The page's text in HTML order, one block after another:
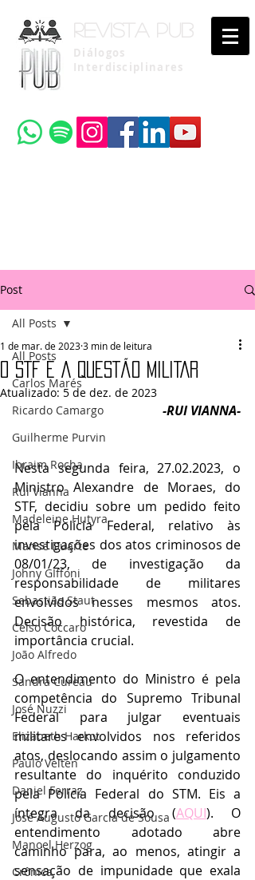
Revista pub
Diálogos
Interdisciplinares
Post
All Posts
Carlos Marés
Ricardo Camargo
Guilherme Purvin
Ibraim Rocha
Rui Vianna
Madeleine Hutyra
Marise Duarte
Johny GIffoni
Sebastião Staut
Celso Coccaro
João Alfredo
Sandra Cureau
José Nuzzi
Elizabeth Harkot
Paulo Velten
Daniel Ferraz
José Augusto Garcia de Sousa
Manoel Herzog
Crônica
All Posts
O STF E A QUESTÃO MILITAR
1 de mar. de 20233 min de leitura
Atualizado:5 de dez. de 2023
-RUI VIANNA-
Nesta segunda feira, 27.02.2023, o
Ministro Alexandre de Moraes, do
STF, decidiu sobre um pedido feito
pela Polícia Federal, relativo às
investigações dos atos criminosos de
08/01/23, de investigação da
responsabilidade de militares
envolvidos nesses mesmos atos.
Decisão histórica, revestida de
importância crucial.
O entendimento do Ministro é pela
competência do Supremo Tribunal
Federal para julgar eventuais
militares envolvidos nos referidos
atos, deslocando assim o julgamento
resultante do inquérito conduzido
pela Polícia Federal do STM. Eis a
íntegra da decisão (AQUI). O
entendimento adotado abre
caminho para, ao menos, atingir a
sensação de impunidade que exala